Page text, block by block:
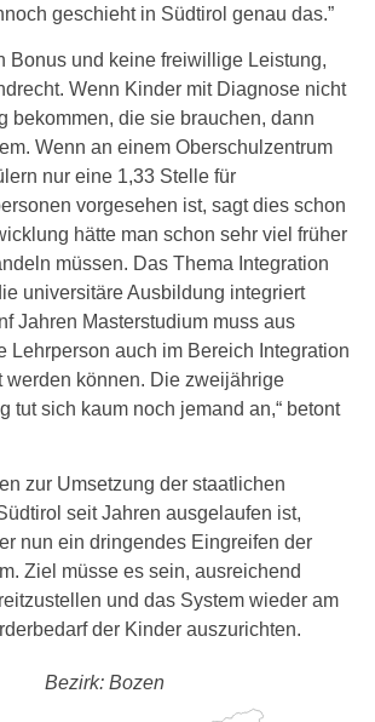
geschieht in Südtirol genau das.”
Bonus und keine freiwillige Leistung,
Wenn Kinder mit Diagnose nicht
bekommen, die sie brauchen, dann
Wenn an einem Oberschulzentrum
nur eine 1,33 Stelle für
vorgesehen ist, sagt dies schon
hätte man schon sehr viel früher
müssen. Das Thema Integration
universitäre Ausbildung integriert
Jahren Masterstudium muss aus
Lehrperson auch im Bereich Integration
werden können. Die zweijährige
tut sich kaum noch jemand an,“ betont
zur Umsetzung der staatlichen
seit Jahren ausgelaufen ist,
nun ein dringendes Eingreifen der
Ziel müsse es sein, ausreichend
und das System wieder am
der Kinder auszurichten.
Bezirk: Bozen